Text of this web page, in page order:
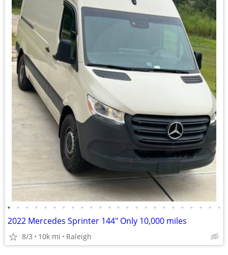
• • • • • • • • • • • • • • • • • • • • • • • •
2022 Mercedes Sprinter 144" Only 10,000 miles
8/3 10k mi Raleigh